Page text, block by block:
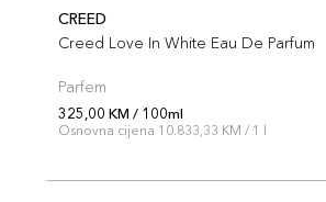
CREED
Creed Love In White Eau De Parfum
Parfem
325,00 KM / 100ml
Osnovna cijena 10.833,33 KM / 1 l